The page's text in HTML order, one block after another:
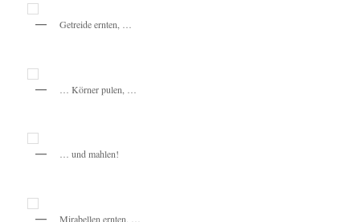
Getreide ernten, …
… Körner pulen, …
… und mahlen!
Mirabellen ernten, …